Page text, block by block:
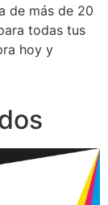
de más de 20
todas tus
hoy y